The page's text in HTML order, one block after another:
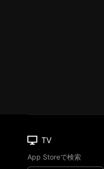
TV
App Storeで検索